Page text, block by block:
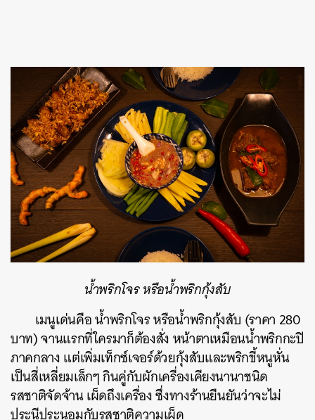
น้ำพริกโจร หรือน้ำพริกกุ้งสับ
เมนูเด่นคือ น้ำพริกโจร หรือน้ำพริกกุ้งสับ (ราคา 280
บาท) จานแรกที่ใครมาก็ต้องสั่ง หน้าตาเหมือนน้ำพริกกะปิ
ภาคกลาง แต่เพิ่มเท็กซ์เจอร์ด้วยกุ้งสับและพริกขี้หนูหั่น
เป็นสี่เหลี่ยมเล็กๆ กินคู่กับผักเครื่องเคียงนานาชนิด
รสชาติจัดจ้าน เผ็ดถึงเครื่อง ซึ่งทางร้านยืนยันว่าจะไม่
ประนีประนอมกับรสชาติความเผ็ด